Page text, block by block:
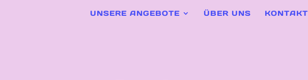
UNSERE ANGEBOTE ÜBER UNS KONTAKT